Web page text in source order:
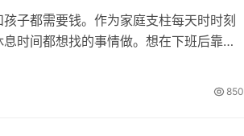
子都需要钱。作为家庭支柱每天时时刻
时间都想找的事情做。想在下班后靠做
850